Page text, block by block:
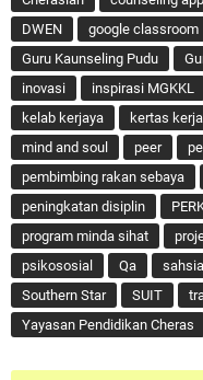
DWEN
google classroom
Guru Kaunseling Pudu
inovasi
inspirasi MGKKL
kelab kerjaya
kertas kerja
mind and soul
peer
pembimbing rakan sebaya
peningkatan disiplin
program minda sihat
psikososial
Qa
Southern Star
SUIT
Yayasan Pendidikan Cheras